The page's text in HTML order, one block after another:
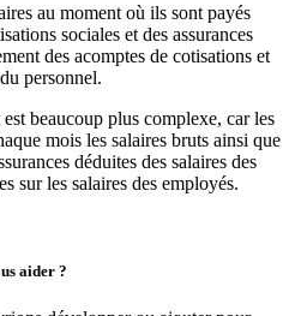
au moment où ils sont payés
sociales et des assurances
des acomptes de cotisations et
personnel.
beaucoup plus complexe, car les
mois les salaires bruts ainsi que
déduites des salaires des
sur les salaires des employés.
aider ?